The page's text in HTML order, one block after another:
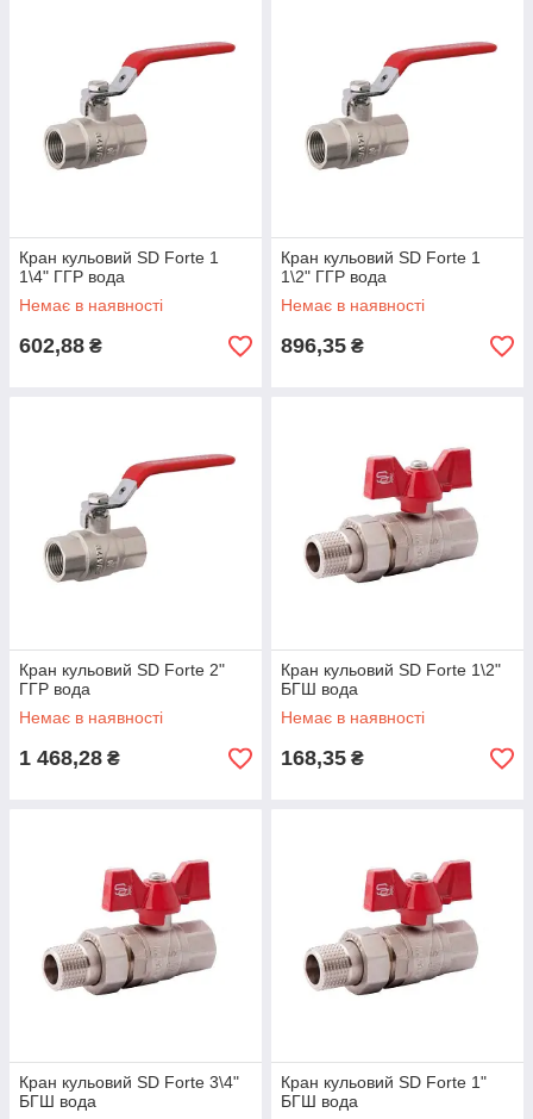
Кран кульовий SD Forte 1
1\4" ГГР вода
Немає в наявності
602,88 ₴
Кран кульовий SD Forte 1
1\2" ГГР вода
Немає в наявності
896,35 ₴
Кран кульовий SD Forte 2"
ГГР вода
Немає в наявності
1 468,28 ₴
Кран кульовий SD Forte 1\2"
БГШ вода
Немає в наявності
168,35 ₴
Кран кульовий SD Forte 3\4"
БГШ вода
Кран кульовий SD Forte 1"
БГШ вода